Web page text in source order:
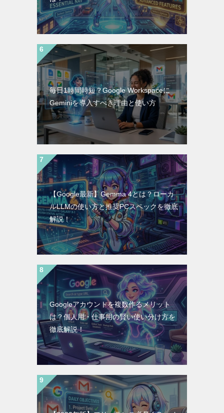
毎日1時間時短？Google Workspaceに
Geminiを導入すべき理由と使い方
【Google最新】Gemma 4とは？ローカ
ルLLMの使い方と推奨PCスペックを徹底
解説！
Googleアカウントを複数作るメリット
は？個人用・仕事用の賢い使い分け方を
徹底解説！